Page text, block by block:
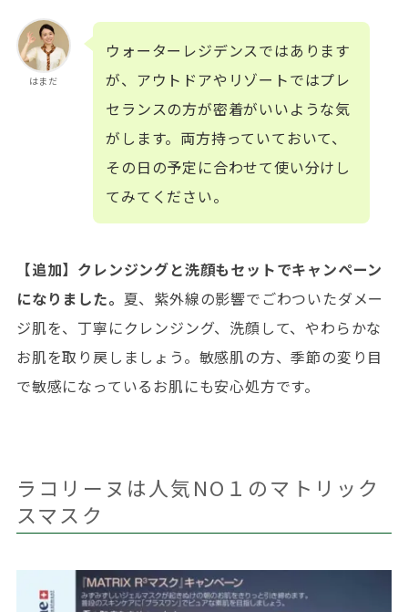
はまだ
ウォーターレジデンスではあります
が、アウトドアやリゾートではプレ
セランスの方が密着がいいような気
がします。両方持っていておいて、
その日の予定に合わせて使い分けし
てみてください。
【追加】クレンジングと洗顔もセットでキャンペーン
になりました。 夏、紫外線の影響でごわついたダメー
ジ肌を、丁寧にクレンジング、洗顔して、やわらかな
お肌を取り戻しましょう。敏感肌の方、季節の変り目
で敏感になっているお肌にも安心処方です。
ラコリーヌは人気NO１のマトリック
スマスク